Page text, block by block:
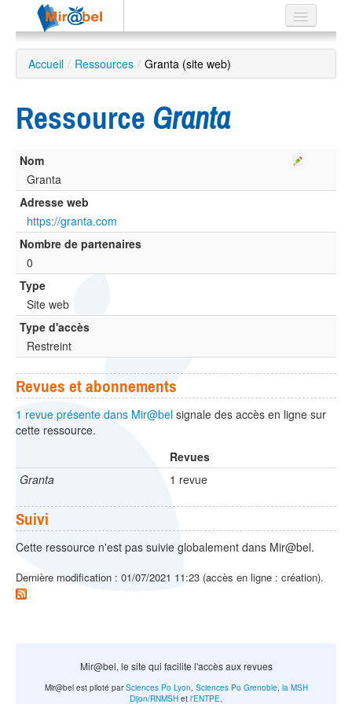
Le réseau
Soutien
Recherche
avancée
EN
ES
?
Accueil / Ressources / Granta (site web)
Ressource Granta
Nom
Granta
Adresse web
https://granta.com
Nombre de partenaires
0
Type
Site web
Type d'accès
Restreint
Revues et abonnements
1 revue présente dans Mir@bel signale des accès en ligne sur
cette ressource.
Revues
Granta
1 revue
Suivi
Cette ressource n'est pas suivie globalement dans Mir@bel.
Dernière modification : 01/07/2021 11:23 (accès en ligne : création).
Mir@bel, le site qui facilite l'accès aux revues
Mir@bel est piloté parSciences Po Lyon, Sciences Po Grenoble, la MSH
Dijon/RNMSH et l'ENTPE.